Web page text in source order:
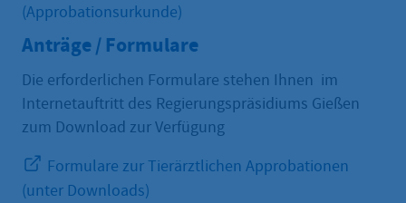
(Approbationsurkunde)
Anträge / Formulare
Die erforderlichen Formulare stehen Ihnen im
Internetauftritt des Regierungspräsidiums Gießen
zum Download zur Verfügung
Formulare zur Tierärztlichen Approbationen
(unter Downloads)